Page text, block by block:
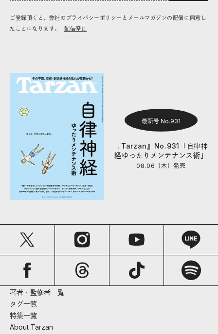
ご登録頂くと、弊社のプライバシーポリシーとメールマガジンの配信に同意し
たことになります。
配信停止
最新号 No.931
『Tarzan』No.931「自律神
経ゆったりメンテナンス術」
08.06（木）発売
著者・監修者一覧
タグ一覧
特集一覧
About Tarzan